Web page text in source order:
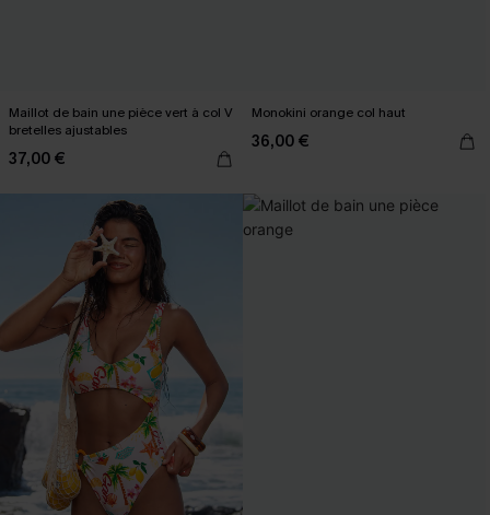
Maillot de bain une pièce vert à col V
bretelles ajustables
37,00 €
Monokini orange col haut
36,00 €